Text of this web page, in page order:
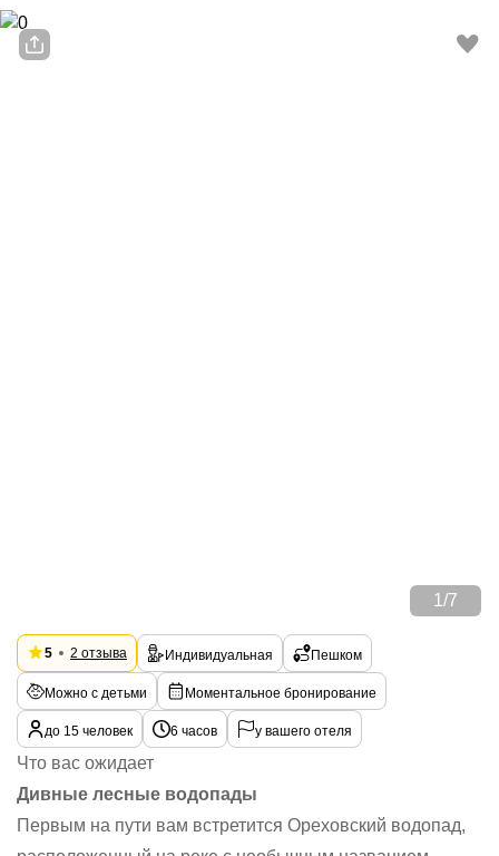
1 /7
5 2 отзыва Индивидуальная Пешком
Можно с детьми Моментальное бронирование
до 15 человек 6 часов у вашего отеля
Что вас ожидает
Дивные лесные водопады
Первым на пути вам встретится Ореховский водопад,